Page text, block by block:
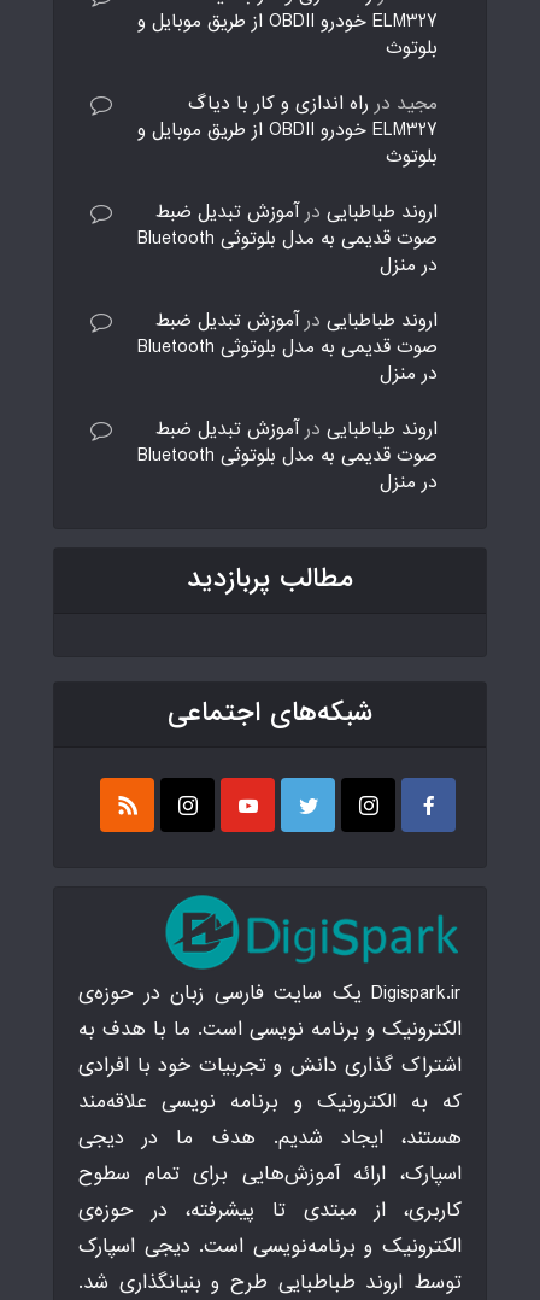
ELM327 خودرو OBDII از طریق موبایل و
بلوتوث
مجید در راه اندازی و کار با دیاگ
ELM327 خودرو OBDII از طریق موبایل و
بلوتوث
اروند طباطبایی در آموزش تبدیل ضبط
صوت قدیمی به مدل بلوتوثی Bluetooth
در منزل
اروند طباطبایی در آموزش تبدیل ضبط
صوت قدیمی به مدل بلوتوثی Bluetooth
در منزل
اروند طباطبایی در آموزش تبدیل ضبط
صوت قدیمی به مدل بلوتوثی Bluetooth
در منزل
مطالب پربازدید
شبکه‌های اجتماعی
Digispark.ir یک سایت فارسی زبان در حوزه‌ی
الکترونیک و برنامه نویسی است. ما با هدف به
اشتراک گذاری دانش و تجربیات خود با افرادی
که به الکترونیک و برنامه نویسی علاقه‌مند
هستند، ایجاد شدیم. هدف ما در دیجی
اسپارک، ارائه آموزش‌هایی برای تمام سطوح
کاربری، از مبتدی تا پیشرفته، در حوزه‌ی
الکترونیک و برنامه‌نویسی است. دیجی اسپارک
توسط اروند طباطبایی طرح و بنیانگذاری شد.